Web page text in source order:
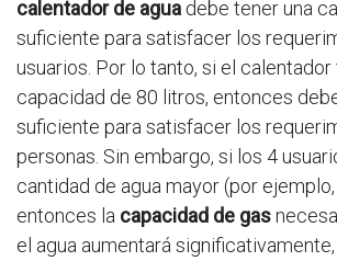
calentador de agua debe tener una
suficiente para satisfacer los
usuarios. Por lo tanto, si el calentador
capacidad de 80 litros, entonces
suficiente para satisfacer los
personas. Sin embargo, si los 4
cantidad de agua mayor (por
entonces la capacidad de gas
el agua aumentará